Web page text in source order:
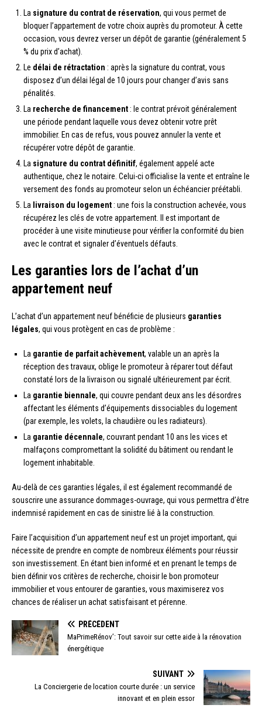
La signature du contrat de réservation, qui vous permet de
bloquer l’appartement de votre choix auprès du promoteur. À cette
occasion, vous devrez verser un dépôt de garantie (généralement 5
% du prix d’achat).
Le délai de rétractation : après la signature du contrat, vous
disposez d’un délai légal de 10 jours pour changer d’avis sans
pénalités.
La recherche de financement : le contrat prévoit généralement
une période pendant laquelle vous devez obtenir votre prêt
immobilier. En cas de refus, vous pouvez annuler la vente et
récupérer votre dépôt de garantie.
La signature du contrat définitif, également appelé acte
authentique, chez le notaire. Celui-ci officialise la vente et entraîne le
versement des fonds au promoteur selon un échéancier préétabli.
La livraison du logement : une fois la construction achevée, vous
récupérez les clés de votre appartement. Il est important de
procéder à une visite minutieuse pour vérifier la conformité du bien
avec le contrat et signaler d’éventuels défauts.
Les garanties lors de l’achat d’un
appartement neuf
L’achat d’un appartement neuf bénéficie de plusieurs garanties
légales, qui vous protègent en cas de problème :
La garantie de parfait achèvement, valable un an après la
réception des travaux, oblige le promoteur à réparer tout défaut
constaté lors de la livraison ou signalé ultérieurement par écrit.
La garantie biennale, qui couvre pendant deux ans les désordres
affectant les éléments d’équipements dissociables du logement
(par exemple, les volets, la chaudière ou les radiateurs).
La garantie décennale, couvrant pendant 10 ans les vices et
malfaçons compromettant la solidité du bâtiment ou rendant le
logement inhabitable.
Au-delà de ces garanties légales, il est également recommandé de
souscrire une assurance dommages-ouvrage, qui vous permettra d’être
indemnisé rapidement en cas de sinistre lié à la construction.
Faire l’acquisition d’un appartement neuf est un projet important, qui
nécessite de prendre en compte de nombreux éléments pour réussir
son investissement. En étant bien informé et en prenant le temps de
bien définir vos critères de recherche, choisir le bon promoteur
immobilier et vous entourer de garanties, vous maximiserez vos
chances de réaliser un achat satisfaisant et pérenne.
PRÉCÉDENT
MaPrimeRénov’: Tout savoir sur cette aide à la rénovation
énergétique
SUIVANT
La Conciergerie de location courte durée : un service
innovant et en plein essor